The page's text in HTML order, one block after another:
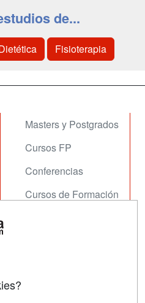
de...
Fisioterapia
Masters y Postgrados
Cursos FP
Conferencias
Cursos de Formación